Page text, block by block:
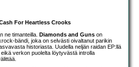
For Heartless Crooks
ne timanteilla. Diamonds and Guns on
bändi, joka on selvästi oivaltanut parikin
historiasta. Uudella neljän raidan EP:llä
verkon puolelta löytyvästä introlla